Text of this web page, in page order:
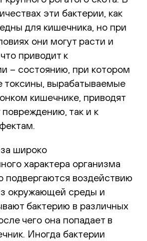
эти бактерии, как
для кишечника, но при
они могут расти и
приводит к
– состоянию, при котором
токсины, вырабатываемые
кишечнике, приводят
так и к
широко
характера организма
подвергаются воздействию
окружающей среды и
бактерию в различных
чего она попадает в
Иногда бактерии